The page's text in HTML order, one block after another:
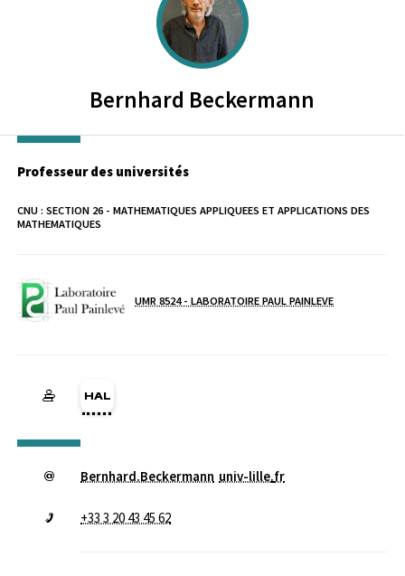
Bernhard Beckermann
Professeur des universités
CNU : SECTION 26 - MATHEMATIQUES APPLIQUEES ET APPLICATIONS DES
MATHEMATIQUES
Laboratoire / équipe UMR 8524 - LABORATOIRE PAUL PAINLEVE
HAL bernhard-beckermann (Ouverture dans une nouvelle
Bernhard.Beckermann univ-lille.fr
+33 3 20 43 45 62